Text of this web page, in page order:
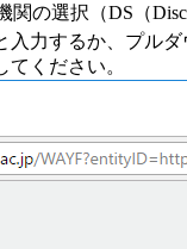
の選択（DS（
力するか、プルダ
ください。